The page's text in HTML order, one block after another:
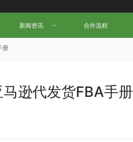
新闻资讯 合作流程
册
马逊代发货FBA手册